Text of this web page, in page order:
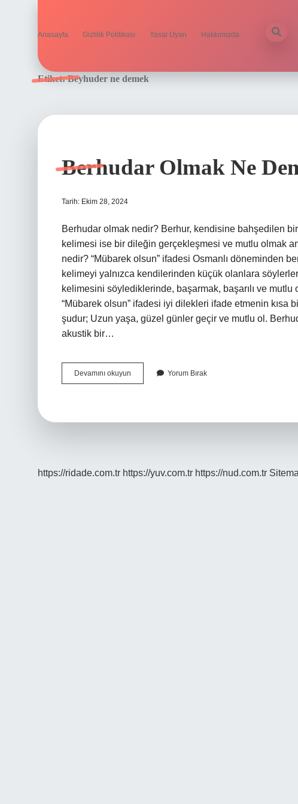
Anasayfa Gizlilik Politikası Yasal Uyarı Hakkımızda
Etiket:Beyhuder ne demek
Berhudar Olmak Ne
Tarih: Ekim 28, 2024
Berhudar olmak nedir? Berhur, kendisine bahşedilen
kelimesi ise bir dileğin gerçekleşmesi ve mutlu olmak
nedir? “Mübarek olsun” ifadesi Osmanlı döneminden
kelimeyi yalnızca kendilerinden küçük olanlara
kelimesini söylediklerinde, başarmak, başarılı ve
“Mübarek olsun” ifadesi iyi dilekleri ifade etmenin kısa
şudur; Uzun yaşa, güzel günler geçir ve mutlu ol.
akustik bir…
Devamını okuyun Berhudar
Olmak
Yorum Bırak
https://ridade.com.tr https://yuv.com.tr https://nud.com.tr